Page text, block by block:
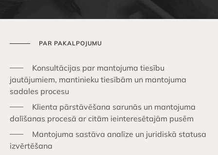
PAR PAKALPOJUMU
Konsultācijas par mantojuma tiesību
jautājumiem, mantinieku tiesībām un mantojuma
sadales procesu
Klienta pārstāvēšana sarunās un mantojuma
dalīšanas procesā ar citām ieinteresētajām pusēm
Mantojuma sastāva analīze un juridiskā statusa
izvērtēšana